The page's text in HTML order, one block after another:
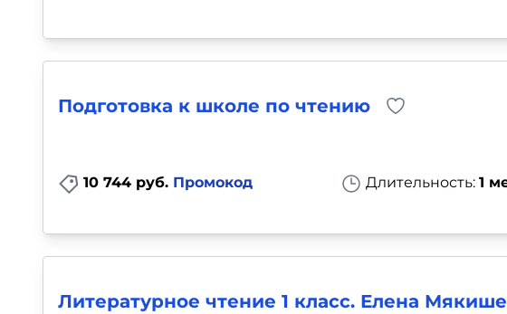
Подготовка к школе по чтению
10 744 руб. Промокод Длительность: 1
Литературное чтение 1 класс. Елена